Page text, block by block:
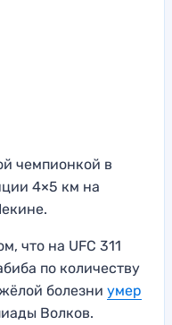
чемпионкой в
4×5 км на
что на UFC 311
по количеству
болезни умер
Волков.